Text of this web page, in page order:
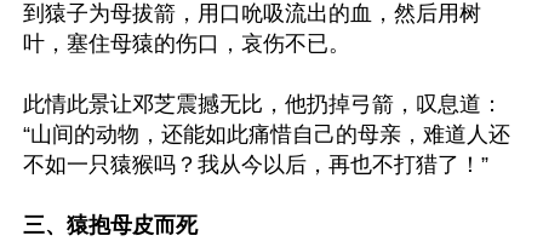
到猿子为母拔箭，用口吮吸流出的血，然后用树
叶，塞住母猿的伤口，哀伤不已。
此情此景让邓芝震撼无比，他扔掉弓箭，叹息道：
“山间的动物，还能如此痛惜自己的母亲，难道人还
不如一只猿猴吗？我从今以后，再也不打猎了！”
三、猿抱母皮而死